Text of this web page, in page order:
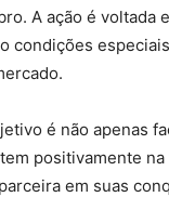
A ação é voltada
condições
é não apenas
positivamente
em suas